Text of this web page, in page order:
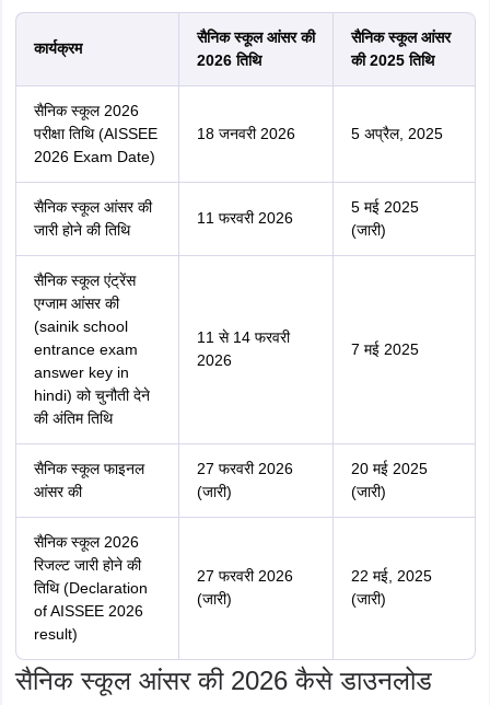
कार्यक्रम
सैनिक स्कूल आंसर की
2026 तिथि
सैनिक स्कूल आंसर
की 2025 तिथि
सैनिक स्कूल 2026
परीक्षा तिथि (AISSEE
2026 Exam Date)
18 जनवरी 2026 5 अप्रैल, 2025
सैनिक स्कूल आंसर की
जारी होने की तिथि
11 फरवरी 2026
5 मई 2025
(जारी)
सैनिक स्कूल एंट्रेंस
एग्जाम आंसर की
(sainik school
entrance exam
answer key in
hindi) को चुनौती देने
की अंतिम तिथि
11 से 14 फरवरी
2026
7 मई 2025
सैनिक स्कूल फाइनल
आंसर की
27 फरवरी 2026
(जारी)
20 मई 2025
(जारी)
सैनिक स्कूल 2026
रिजल्ट जारी होने की
तिथि (Declaration
of AISSEE 2026
result)
27 फरवरी 2026
(जारी)
22 मई, 2025
(जारी)
सैनिक स्कूल आंसर की 2026 कैसे डाउनलोड